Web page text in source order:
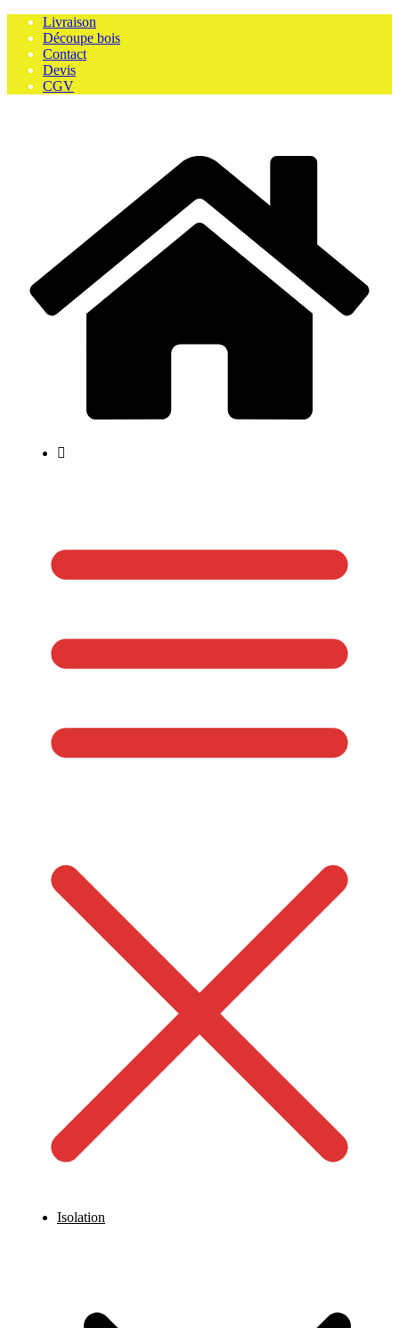
Skip
content
Livraison
Découpe bois
Contact
Devis
CGV
Isolation